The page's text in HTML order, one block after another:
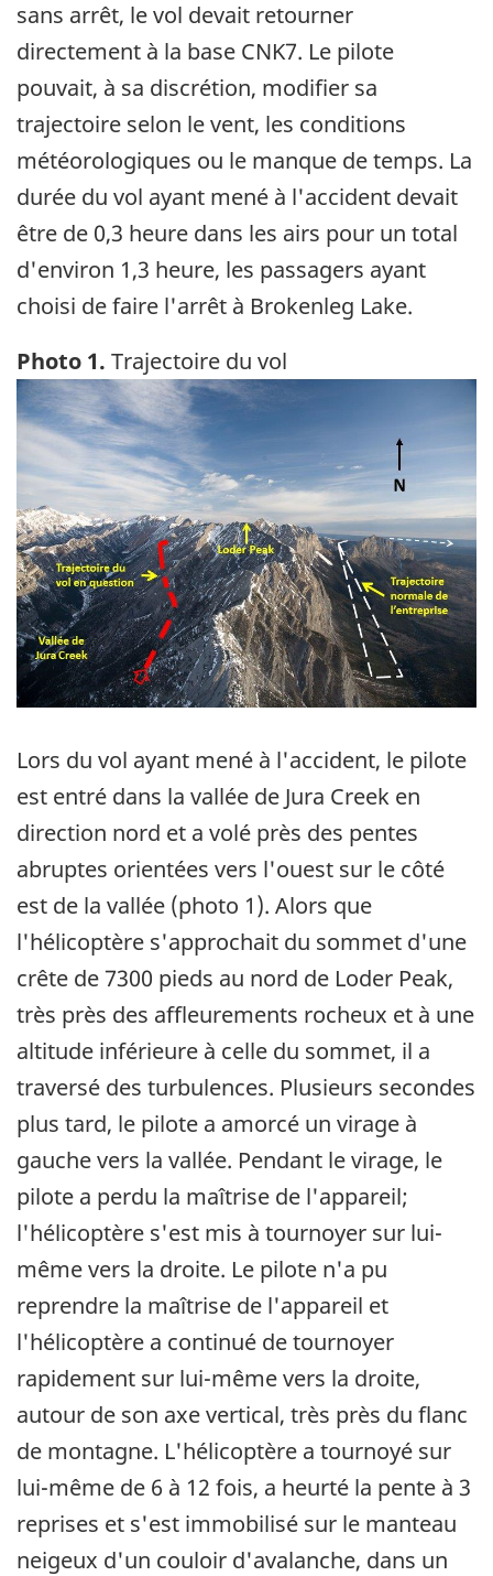
sans arrêt, le vol devait retourner
directement à la base CNK7. Le pilote
pouvait, à sa discrétion, modifier sa
trajectoire selon le vent, les conditions
météorologiques ou le manque de temps. La
durée du vol ayant mené à l'accident devait
être de 0,3 heure dans les airs pour un total
d'environ 1,3 heure, les passagers ayant
choisi de faire l'arrêt à Brokenleg Lake.
Photo 1. Trajectoire du vol
Image
Lors du vol ayant mené à l'accident, le pilote
est entré dans la vallée de Jura Creek en
direction nord et a volé près des pentes
abruptes orientées vers l'ouest sur le côté
est de la vallée (photo 1). Alors que
l'hélicoptère s'approchait du sommet d'une
crête de 7300 pieds au nord de Loder Peak,
très près des affleurements rocheux et à une
altitude inférieure à celle du sommet, il a
traversé des turbulences. Plusieurs secondes
plus tard, le pilote a amorcé un virage à
gauche vers la vallée. Pendant le virage, le
pilote a perdu la maîtrise de l'appareil;
l'hélicoptère s'est mis à tournoyer sur lui-
même vers la droite. Le pilote n'a pu
reprendre la maîtrise de l'appareil et
l'hélicoptère a continué de tournoyer
rapidement sur lui-même vers la droite,
autour de son axe vertical, très près du flanc
de montagne. L'hélicoptère a tournoyé sur
lui-même de 6 à 12 fois, a heurté la pente à 3
reprises et s'est immobilisé sur le manteau
neigeux d'un couloir d'avalanche, dans un